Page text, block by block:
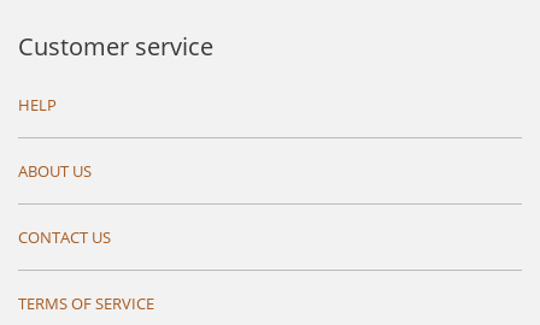
Customer service
HELP
ABOUT US
CONTACT US
TERMS OF SERVICE